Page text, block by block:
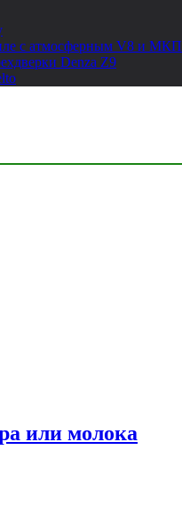
с атмосферным V8 и МКП
Denza Z9
или молока